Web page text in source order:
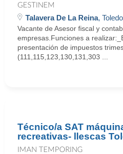
GESTINEM
Talavera De La Reina, Toledo
Vacante de Asesor fiscal y
empresas.Funciones a
presentación de impuestos
(111,115,123,130,131,303 ...
Técnico/a SAT
recreativas- llescas
IMAN TEMPORING